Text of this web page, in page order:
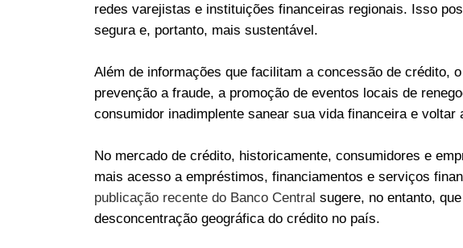
redes varejistas e instituições financeiras regionais. Isso
segura e, portanto, mais sustentável.
Além de informações que facilitam a concessão de crédito,
prevenção a fraude, a promoção de eventos locais de
consumidor inadimplente sanear sua vida financeira e voltar
No mercado de crédito, historicamente, consumidores e
mais acesso a empréstimos, financiamentos e serviços
publicação recente do Banco Central sugere, no entanto,
desconcentração geográfica do crédito no país.